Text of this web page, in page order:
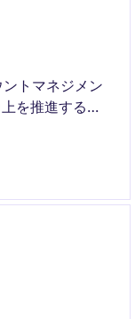
トマネジメン
を推進するポ
の協働が求め